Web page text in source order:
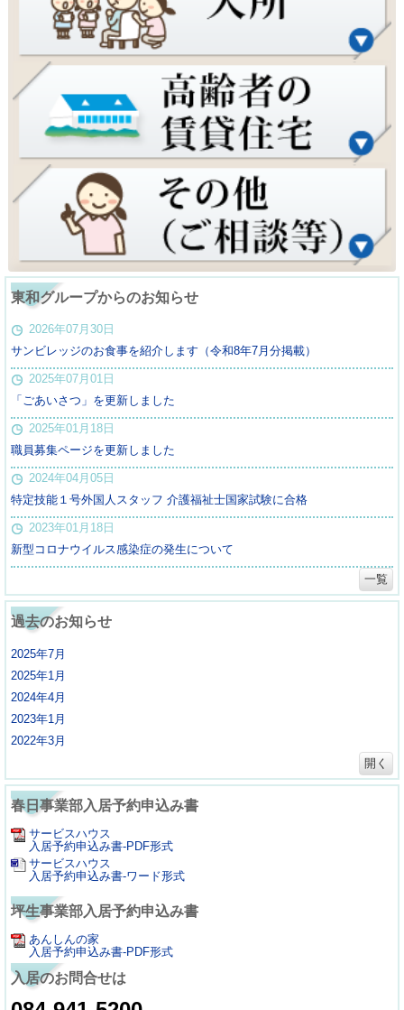
東和グループからのお知らせ
2026年07月30日
サンビレッジのお食事を紹介します（令和8年7月分掲載）
2025年07月01日
「ごあいさつ」を更新しました
2025年01月18日
職員募集ページを更新しました
2024年04月05日
特定技能１号外国人スタッフ 介護福祉士国家試験に合格
2023年01月18日
新型コロナウイルス感染症の発生について
一覧
過去のお知らせ
2025年7月
2025年1月
2024年4月
2023年1月
2022年3月
開く
春日事業部入居予約申込み書
サービスハウス
入居予約申込み書-PDF形式
サービスハウス
入居予約申込み書-ワード形式
坪生事業部入居予約申込み書
あんしんの家
入居予約申込み書-PDF形式
入居のお問合せは